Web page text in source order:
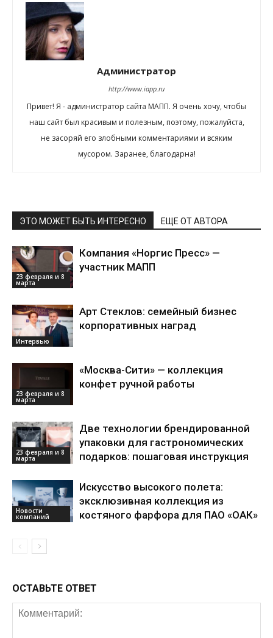
Администратор
http://www.iapp.ru
Привет! Я - администратор сайта МАПП. Я очень хочу, чтобы
наш сайт был красивым и полезным, поэтому, пожалуйста,
не засоряй его злобными комментариями и всяким
мусором. Заранее, благодарна!
ЭТО МОЖЕТ БЫТЬ ИНТЕРЕСНО ЕЩЕ ОТ АВТОРА
23 февраля и 8
марта
Компания «Норгис Пресс» —
участник МАПП
Интервью
Арт Стеклов: семейный бизнес
корпоративных наград
23 февраля и 8
марта
«Москва-Сити» — коллекция
конфет ручной работы
23 февраля и 8
марта
Две технологии брендированной
упаковки для гастрономических
подарков: пошаговая инструкция
Новости
компаний
Искусство высокого полета:
эксклюзивная коллекция из
костяного фарфора для ПАО «ОАК»
ОСТАВЬТЕ ОТВЕТ